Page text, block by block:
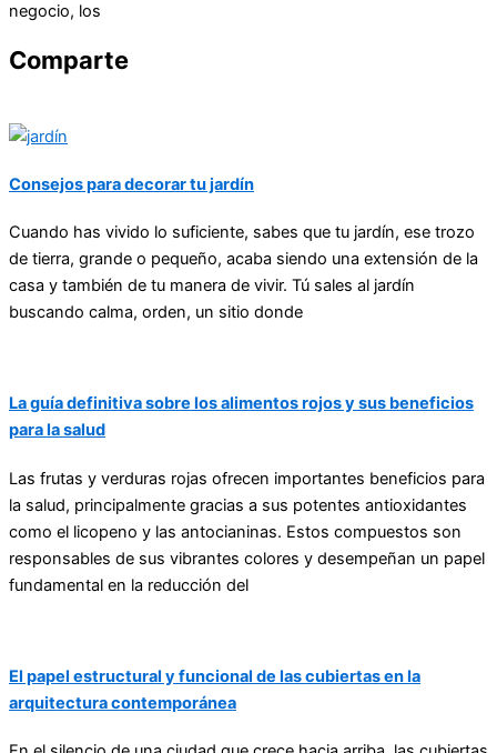
negocio, los
Comparte
Consejos para decorar tu jardín
Cuando has vivido lo suficiente, sabes que tu jardín, ese trozo
de tierra, grande o pequeño, acaba siendo una extensión de la
casa y también de tu manera de vivir. Tú sales al jardín
buscando calma, orden, un sitio donde
La guía definitiva sobre los alimentos rojos y sus beneficios
para la salud
Las frutas y verduras rojas ofrecen importantes beneficios para
la salud, principalmente gracias a sus potentes antioxidantes
como el licopeno y las antocianinas. Estos compuestos son
responsables de sus vibrantes colores y desempeñan un papel
fundamental en la reducción del
El papel estructural y funcional de las cubiertas en la
arquitectura contemporánea